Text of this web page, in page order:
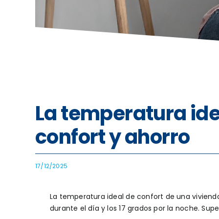
La temperatura
confort y ahorro
17/12/2025
La temperatura ideal de confort de una
durante el día y los 17 grados por la noche.